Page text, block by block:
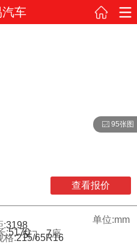
汽车
95张图
查看报价
单位:mm
:5170 7座
5门
:3198
格:215/65R16